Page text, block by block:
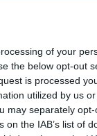
of your
the below opt-out
is processed
utilized by us
may separately
the IAB’s list of
στο
»